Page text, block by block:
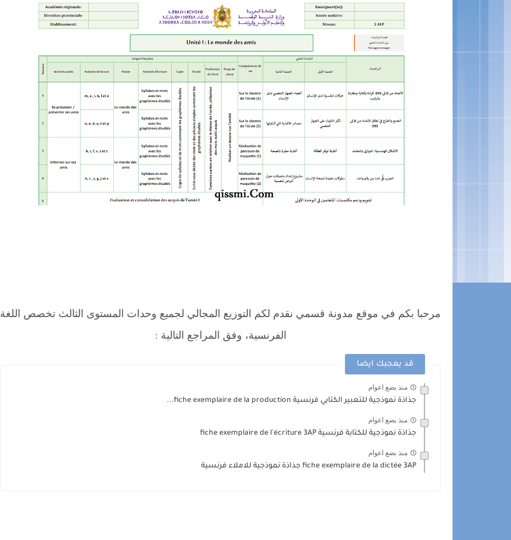
مرحبا بكم في موقع مدونة قسمي نقدم لكم التوزيع المجالي لجميع وحدات المستوى الثالث تخصص اللغة
الفرنسية، وفق المراجع التالية :
قد يعجبك ايضا
منذ بضع اعوام
جذاذة نموذجية للتعبير الكتابي فرنسية fiche exemplaire de la production...
منذ بضع اعوام
جذاذة نموذجية للكتابة فرنسية fiche exemplaire de l'écriture 3AP
منذ بضع اعوام
fiche exemplaire de la dictée 3AP جذاذة نموذجية للاملاء فرنسية